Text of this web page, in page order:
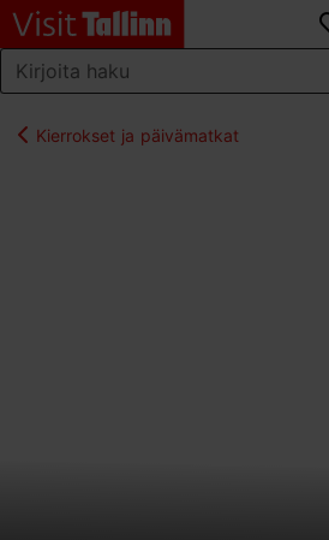
Kierrokset ja päivämatkat